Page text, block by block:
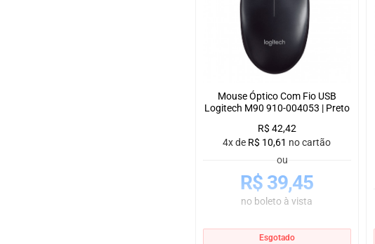
Mouse Óptico Com Fio USB
Logitech M90 910-004053 | Preto
R$ 42,42
4x de R$ 10,61 no cartão
ou
R$ 39,45
no boleto à vista
Esgotado